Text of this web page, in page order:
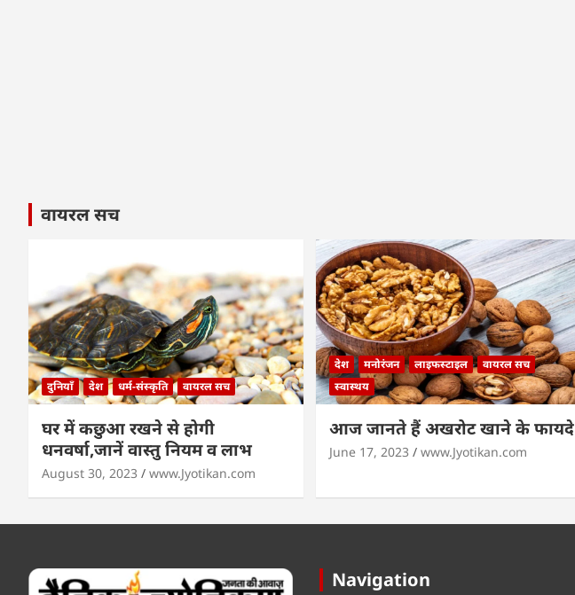
वायरल सच
दुनियाँ देश धर्म-संस्कृति वायरल सच
घर में कछुआ रखने से होगी
धनवर्षा,जानें वास्तु नियम व लाभ
August 30, 2023 www.Jyotikan.com
देश मनोरंजन लाइफस्टाइल
वायरल सच
स्वास्थय
आज जानते हैं अखरोट खाने के फायदे
June 17, 2023 www.Jyotikan.com
Navigation